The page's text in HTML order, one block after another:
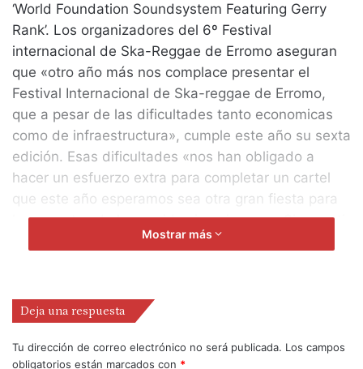
‘World Foundation Soundsystem Featuring Gerry
Rank’. Los organizadores del 6º Festival
internacional de Ska-Reggae de Erromo aseguran
que «otro año más nos complace presentar el
Festival Internacional de Ska-reggae de Erromo,
que a pesar de las dificultades tanto economicas
como de infraestructura», cumple este año su sexta
edición. Esas dificultades «nos han obligado a
hacer un esfuerzo extra para completar un cartel
que este año esperamos sea otra gran fiesta para
los amantes de los sonidos jamaicanos». Sin repetir
banda, condición autoimpuesta por los
de 40 músicos para hacer pasar otra noche de
reggae, ska, ragga y otras tendencias, todo ello
organizado solo con el dinero que la Comision de
Mostrar más
Deja una respuesta
Tu dirección de correo electrónico no será publicada. Los campos
obligatorios están marcados con *